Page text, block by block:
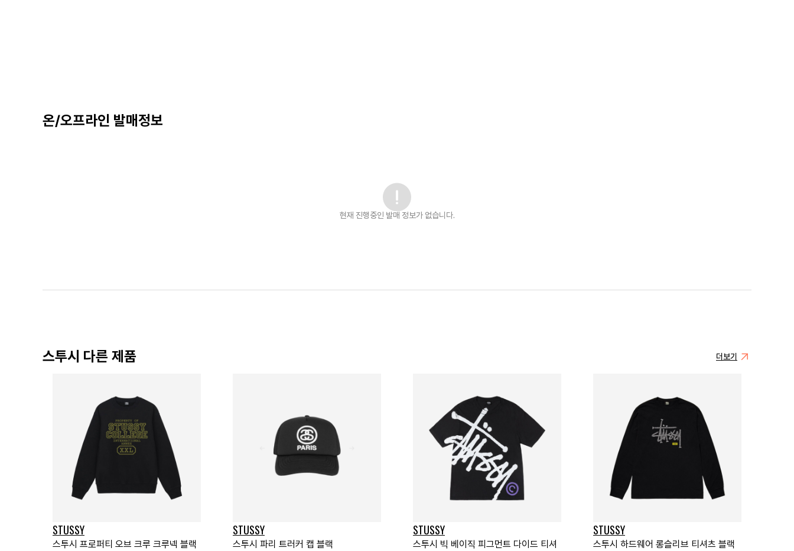
온/오프라인 발매정보
현재 진행중인 발매 정보가 없습니다.
스투시 다른 제품 더보기
STUSSY
스투시 프로퍼티 오브 크루 크루넥 블랙
STUSSY
스투시 파리 트러커 캡 블랙
STUSSY
스투시 빅 베이직 피그먼트 다이드 티셔
STUSSY
스투시 하드웨어 롱슬리브 티셔츠 블랙